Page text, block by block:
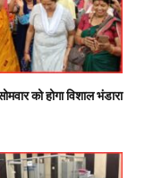
को होगा विशाल भंडारा